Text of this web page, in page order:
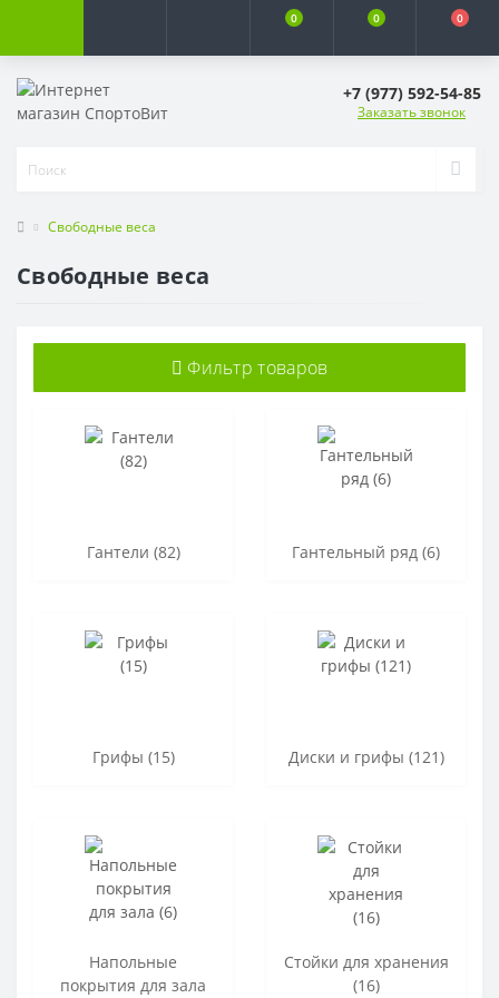
0 0 0
+7 (977) 592-54-85
Заказать звонок
Свободные веса
Свободные веса
Фильтр товаров
Гантели (82) Гантельный ряд (6)
Грифы (15) Диски и грифы (121)
Напольные
покрытия для зала
Стойки для хранения
(16)